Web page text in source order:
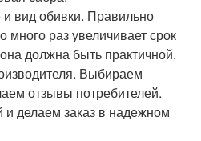
вид обивки. Правильно
много раз увеличивает срок
должна быть практичной.
Выбираем
отзывы потребителей.
делаем заказ в надежном